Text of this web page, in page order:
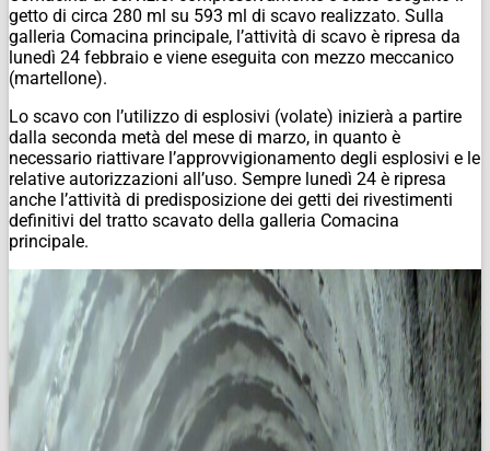
getto di circa 280 ml su 593 ml di scavo realizzato. Sulla
galleria Comacina principale, l’attività di scavo è ripresa da
lunedì 24 febbraio e viene eseguita con mezzo meccanico
(martellone).
Lo scavo con l’utilizzo di esplosivi (volate) inizierà a partire
dalla seconda metà del mese di marzo, in quanto è
necessario riattivare l’approvvigionamento degli esplosivi e le
relative autorizzazioni all’uso. Sempre lunedì 24 è ripresa
anche l’attività di predisposizione dei getti dei rivestimenti
definitivi del tratto scavato della galleria Comacina
principale.